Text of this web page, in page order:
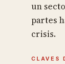
un
partes
crisis.
CLAVES